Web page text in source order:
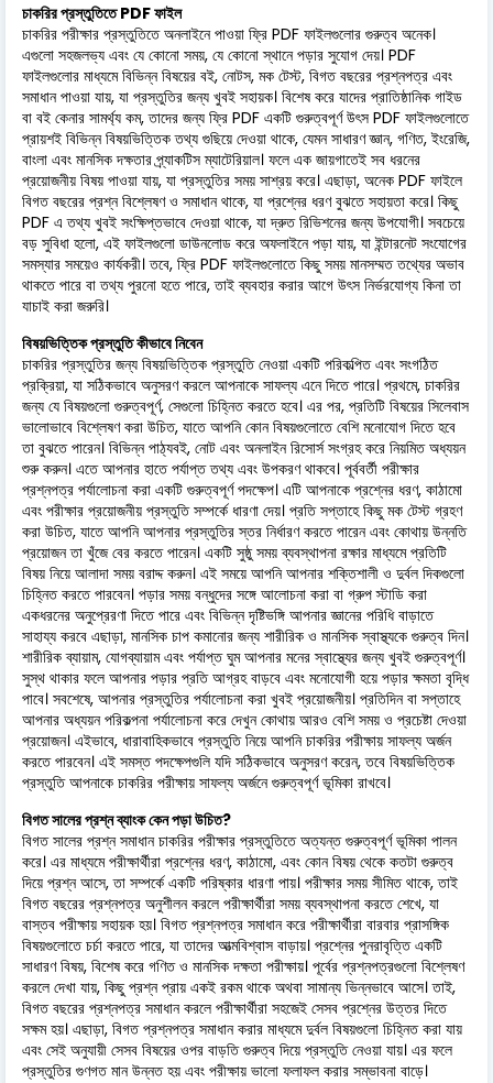
চাকরির প্রস্তুতিতে PDF ফাইল
চাকরির পরীক্ষার প্রস্তুতিতে অনলাইনে পাওয়া ফ্রি PDF ফাইলগুলোর গুরুত্ব অনেক।
এগুলো সহজলভ্য এবং যে কোনো সময়, যে কোনো স্থানে পড়ার সুযোগ দেয়। PDF
ফাইলগুলোর মাধ্যমে বিভিন্ন বিষয়ের বই, নোটস, মক টেস্ট, বিগত বছরের প্রশ্নপত্র এবং
সমাধান পাওয়া যায়, যা প্রস্তুতির জন্য খুবই সহায়ক। বিশেষ করে যাদের প্রাতিষ্ঠানিক গাইড
বা বই কেনার সামর্থ্য কম, তাদের জন্য ফ্রি PDF একটি গুরুত্বপূর্ণ উৎস PDF ফাইলগুলোতে
প্রায়শই বিভিন্ন বিষয়ভিত্তিক তথ্য গুছিয়ে দেওয়া থাকে, যেমন সাধারণ জ্ঞান, গণিত, ইংরেজি,
বাংলা এবং মানসিক দক্ষতার প্র্যাকটিস ম্যাটেরিয়াল। ফলে এক জায়গাতেই সব ধরনের
প্রয়োজনীয় বিষয় পাওয়া যায়, যা প্রস্তুতির সময় সাশ্রয় করে। এছাড়া, অনেক PDF ফাইলে
বিগত বছরের প্রশ্ন বিশ্লেষণ ও সমাধান থাকে, যা প্রশ্নের ধরণ বুঝতে সহায়তা করে। কিছু
PDF এ তথ্য খুবই সংক্ষিপ্তভাবে দেওয়া থাকে, যা দ্রুত রিভিশনের জন্য উপযোগী। সবচেয়ে
বড় সুবিধা হলো, এই ফাইলগুলো ডাউনলোড করে অফলাইনে পড়া যায়, যা ইন্টারনেট সংযোগের
সমস্যার সময়েও কার্যকরী। তবে, ফ্রি PDF ফাইলগুলোতে কিছু সময় মানসম্মত তথ্যের অভাব
থাকতে পারে বা তথ্য পুরনো হতে পারে, তাই ব্যবহার করার আগে উৎস নির্ভরযোগ্য কিনা তা
যাচাই করা জরুরি।
বিষয়ভিত্তিক প্রস্তুতি কীভাবে নিবেন
চাকরির প্রস্তুতির জন্য বিষয়ভিত্তিক প্রস্তুতি নেওয়া একটি পরিকল্পিত এবং সংগঠিত
প্রক্রিয়া, যা সঠিকভাবে অনুসরণ করলে আপনাকে সাফল্য এনে দিতে পারে। প্রথমে, চাকরির
জন্য যে বিষয়গুলো গুরুত্বপূর্ণ, সেগুলো চিহ্নিত করতে হবে। এর পর, প্রতিটি বিষয়ের সিলেবাস
ভালোভাবে বিশ্লেষণ করা উচিত, যাতে আপনি কোন বিষয়গুলোতে বেশি মনোযোগ দিতে হবে
তা বুঝতে পারেন। বিভিন্ন পাঠ্যবই, নোট এবং অনলাইন রিসোর্স সংগ্রহ করে নিয়মিত অধ্যয়ন
শুরু করুন। এতে আপনার হাতে পর্যাপ্ত তথ্য এবং উপকরণ থাকবে। পূর্ববর্তী পরীক্ষার
প্রশ্নপত্র পর্যালোচনা করা একটি গুরুত্বপূর্ণ পদক্ষেপ। এটি আপনাকে প্রশ্নের ধরণ, কাঠামো
এবং পরীক্ষার প্রয়োজনীয় প্রস্তুতি সম্পর্কে ধারণা দেয়। প্রতি সপ্তাহে কিছু মক টেস্ট গ্রহণ
করা উচিত, যাতে আপনি আপনার প্রস্তুতির স্তর নির্ধারণ করতে পারেন এবং কোথায় উন্নতি
প্রয়োজন তা খুঁজে বের করতে পারেন। একটি সুষ্ঠু সময় ব্যবস্থাপনা রক্ষার মাধ্যমে প্রতিটি
বিষয় নিয়ে আলাদা সময় বরাদ্দ করুন। এই সময়ে আপনি আপনার শক্তিশালী ও দুর্বল দিকগুলো
চিহ্নিত করতে পারবেন। পড়ার সময় বন্ধুদের সঙ্গে আলোচনা করা বা গ্রুপ স্টাডি করা
একধরনের অনুপ্রেরণা দিতে পারে এবং বিভিন্ন দৃষ্টিভঙ্গি আপনার জ্ঞানের পরিধি বাড়াতে
সাহায্য করবে এছাড়া, মানসিক চাপ কমানোর জন্য শারীরিক ও মানসিক স্বাস্থ্যকে গুরুত্ব দিন।
শারীরিক ব্যায়াম, যোগব্যায়াম এবং পর্যাপ্ত ঘুম আপনার মনের স্বাস্থ্যের জন্য খুবই গুরুত্বপূর্ণ।
সুস্থ থাকার ফলে আপনার পড়ার প্রতি আগ্রহ বাড়বে এবং মনোযোগী হয়ে পড়ার ক্ষমতা বৃদ্ধি
পাবে। সবশেষে, আপনার প্রস্তুতির পর্যালোচনা করা খুবই প্রয়োজনীয়। প্রতিদিন বা সপ্তাহে
আপনার অধ্যয়ন পরিকল্পনা পর্যালোচনা করে দেখুন কোথায় আরও বেশি সময় ও প্রচেষ্টা দেওয়া
প্রয়োজন। এইভাবে, ধারাবাহিকভাবে প্রস্তুতি নিয়ে আপনি চাকরির পরীক্ষায় সাফল্য অর্জন
করতে পারবেন। এই সমস্ত পদক্ষেপগুলি যদি সঠিকভাবে অনুসরণ করেন, তবে বিষয়ভিত্তিক
প্রস্তুতি আপনাকে চাকরির পরীক্ষায় সাফল্য অর্জনে গুরুত্বপূর্ণ ভূমিকা রাখবে।
বিগত সালের প্রশ্ন ব্যাংক কেন পড়া উচিত?
বিগত সালের প্রশ্ন সমাধান চাকরির পরীক্ষার প্রস্তুতিতে অত্যন্ত গুরুত্বপূর্ণ ভূমিকা পালন
করে। এর মাধ্যমে পরীক্ষার্থীরা প্রশ্নের ধরণ, কাঠামো, এবং কোন বিষয় থেকে কতটা গুরুত্ব
দিয়ে প্রশ্ন আসে, তা সম্পর্কে একটি পরিষ্কার ধারণা পায়। পরীক্ষার সময় সীমিত থাকে, তাই
বিগত বছরের প্রশ্নপত্র অনুশীলন করলে পরীক্ষার্থীরা সময় ব্যবস্থাপনা করতে শেখে, যা
বাস্তব পরীক্ষায় সহায়ক হয়। বিগত প্রশ্নপত্র সমাধান করে পরীক্ষার্থীরা বারবার প্রাসঙ্গিক
বিষয়গুলোতে চর্চা করতে পারে, যা তাদের আত্মবিশ্বাস বাড়ায়। প্রশ্নের পুনরাবৃত্তি একটি
সাধারণ বিষয়, বিশেষ করে গণিত ও মানসিক দক্ষতা পরীক্ষায়। পূর্বের প্রশ্নপত্রগুলো বিশ্লেষণ
করলে দেখা যায়, কিছু প্রশ্ন প্রায় একই রকম থাকে অথবা সামান্য ভিন্নভাবে আসে। তাই,
বিগত বছরের প্রশ্নপত্র সমাধান করলে পরীক্ষার্থীরা সহজেই সেসব প্রশ্নের উত্তর দিতে
সক্ষম হয়। এছাড়া, বিগত প্রশ্নপত্র সমাধান করার মাধ্যমে দুর্বল বিষয়গুলো চিহ্নিত করা যায়
এবং সেই অনুযায়ী সেসব বিষয়ের ওপর বাড়তি গুরুত্ব দিয়ে প্রস্তুতি নেওয়া যায়। এর ফলে
প্রস্তুতির গুণগত মান উন্নত হয় এবং পরীক্ষায় ভালো ফলাফল করার সম্ভাবনা বাড়ে।